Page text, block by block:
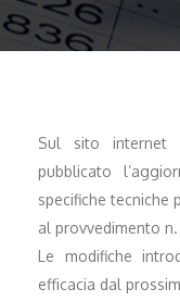
Sul sito internet
pubblicato
specifiche
al provvedimento
Le modifiche
efficacia dal